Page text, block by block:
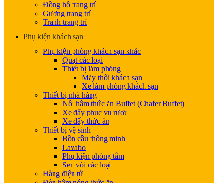
Đồng hồ trang trí
Gương trang trí
Tranh trang trí
Phụ kiện khách sạn
Phụ kiện phòng khách sạn khác
Quạt các loại
Thiết bị làm phòng
Máy thổi khách sạn
Xe làm phòng khách sạn
Thiết bị nhà hàng
Nồi hâm thức ăn Buffet (Chafer Buffet)
Xe đẩy phục vụ rượu
Xe đẩy thức ăn
Thiết bị vệ sinh
Bồn cầu thông minh
Lavabo
Phụ kiện phòng tắm
Sen vòi các loại
Hàng điện tử